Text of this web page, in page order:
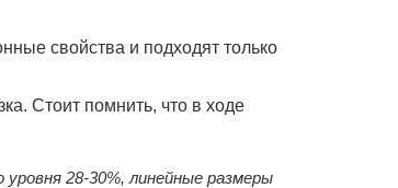
свойства и подходят только
Стоит помнить, что в ходе
28-30%, линейные размеры